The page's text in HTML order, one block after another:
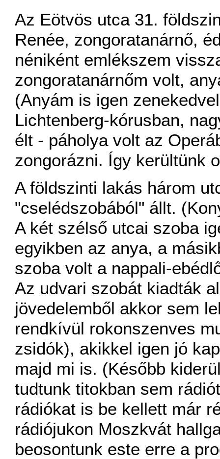
Az Eötvös utca 31.
Renée, zongoratanárnő,
néniként emlékszem
zongoratanárnőm volt,
(Anyám is igen
Lichtenberg-kórusban,
élt - páholya volt az
zongorázni. Így kerültünk
A földszinti lakás három
"cselédszobából" állt.
A két szélső utcai szoba
egyikben az anya, a
szoba volt a nappali-
Az udvari szobát kiadták
jövedelemből akkor sem
rendkívül rokonszenves
zsidók), akikkel igen jó
majd mi is. (Később
tudtunk titokban sem
rádiókat is be kellett már
rádiójukon Moszkvát
beosontunk este erre a